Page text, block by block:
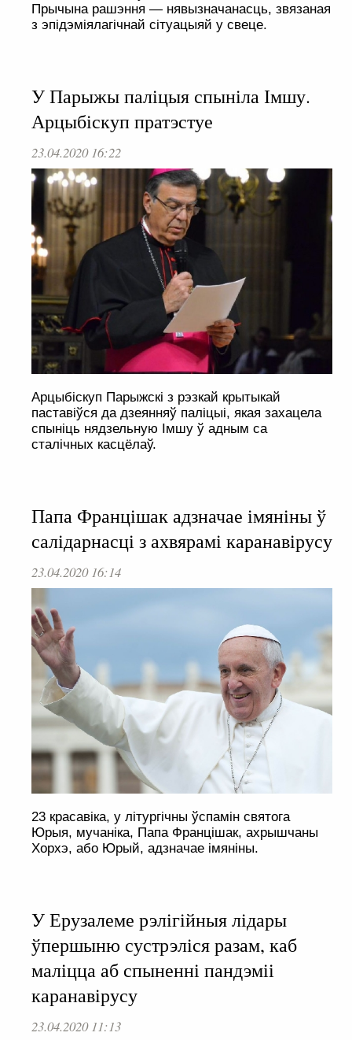
Прычына рашэння — нявызначанасць, звязаная
з эпідэміялагічнай сітуацыяй у свеце.
У Парыжы паліцыя спыніла Імшу.
Арцыбіскуп пратэстуе
23.04.2020 16:22
Арцыбіскуп Парыжскі з рэзкай крытыкай
паставіўся да дзеянняў паліцыі, якая захацела
спыніць нядзельную Імшу ў адным са
сталічных касцёлаў.
Папа Францішак адзначае імяніны ў
салідарнасці з ахвярамі каранавірусу
23.04.2020 16:14
23 красавіка, у літургічны ўспамін святога
Юрыя, мучаніка, Папа Францішак, ахрышчаны
Хорхэ, або Юрый, адзначае імяніны.
У Ерузалеме рэлігійныя лідары
ўпершыню сустрэліся разам, каб
маліцца аб спыненні пандэміі
каранавірусу
23.04.2020 11:13